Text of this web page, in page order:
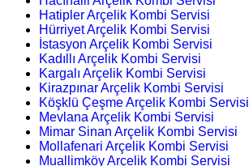
Hatipler Arçelik Kombi Servisi
Hürriyet Arçelik Kombi Servisi
İstasyon Arçelik Kombi Servisi
Kadıllı Arçelik Kombi Servisi
Kargalı Arçelik Kombi Servisi
Kirazpınar Arçelik Kombi Servisi
Köşklü Çeşme Arçelik Kombi Servisi
Mevlana Arçelik Kombi Servisi
Mimar Sinan Arçelik Kombi Servisi
Mollafenari Arçelik Kombi Servisi
Muallimköy Arçelik Kombi Servisi